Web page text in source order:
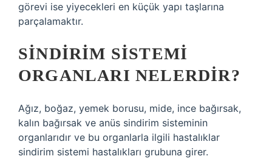
görevi ise yiyecekleri en küçük yapı taşlarına
parçalamaktır.
SINDIRIM SISTEMI
ORGANLARI NELERDIR?
Ağız, boğaz, yemek borusu, mide, ince bağırsak,
kalın bağırsak ve anüs sindirim sisteminin
organlarıdır ve bu organlarla ilgili hastalıklar
sindirim sistemi hastalıkları grubuna girer.